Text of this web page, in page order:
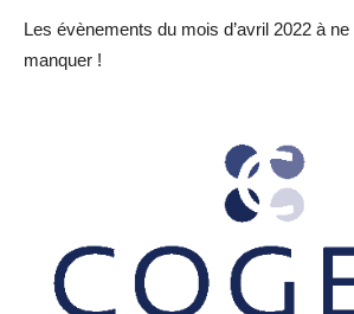
Les évènements du mois d’avril 2022 à
manquer !